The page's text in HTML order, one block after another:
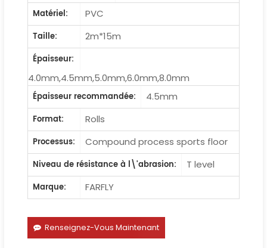
Matériel:
PVC
Taille:
2m*15m
Épaisseur:
4.0mm,4.5mm,5.0mm,6.0mm,8.0mm
Épaisseur recommandée:
4.5mm
Format:
Rolls
Processus:
Compound process sports floor
Niveau de résistance à l\'abrasion:
T level
Marque:
FARFLY
Renseignez-Vous Maintenant